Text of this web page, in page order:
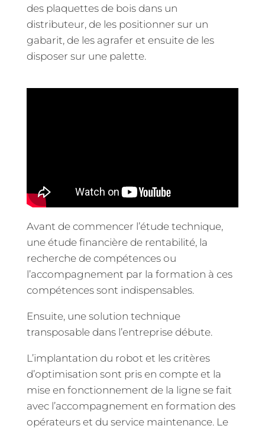
des plaquettes de bois dans un
distributeur, de les positionner sur un
gabarit, de les agrafer et ensuite de les
disposer sur une palette.
Avant de commencer l’étude technique,
une étude financière de rentabilité, la
recherche de compétences ou
l’accompagnement par la formation à ces
compétences sont indispensables.
Ensuite, une solution technique
transposable dans l’entreprise débute.
L’implantation du robot et les critères
d’optimisation sont pris en compte et la
mise en fonctionnement de la ligne se fait
avec l’accompagnement en formation des
opérateurs et du service maintenance. Le